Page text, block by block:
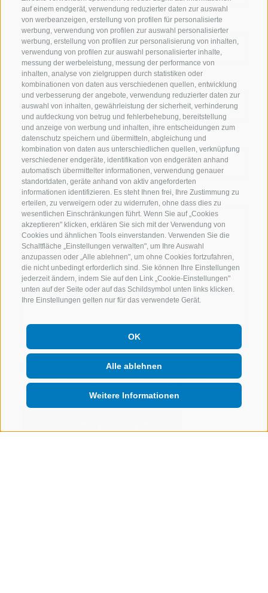
auf einem endgerät, verwendung reduzierter daten zur auswahl
von werbeanzeigen, erstellung von profilen für personalisierte
werbung, verwendung von profilen zur auswahl personalisierter
werbung, erstellung von profilen zur personalisierung von inhalten,
verwendung von profilen zur auswahl personalisierter inhalte,
messung der werbeleistung, messung der performance von
inhalten, analyse von zielgruppen durch statistiken oder
kombinationen von daten aus verschiedenen quellen, entwicklung
und verbesserung der angebote, verwendung reduzierter daten zur
auswahl von inhalten, gewährleistung der sicherheit, verhinderung
und aufdeckung von betrug und fehlerbehebung, bereitstellung
und anzeige von werbung und inhalten, ihre entscheidungen zum
datenschutz speichern und übermitteln, abgleichung und
kombination von daten aus unterschiedlichen quellen, verknüpfung
verschiedener endgeräte, identifikation von endgeräten anhand
automatisch übermittelter informationen, verwendung genauer
standortdaten, geräte anhand von aktiv angeforderten
informationen identifizieren. Es steht Ihnen frei, Ihre Zustimmung zu
erteilen, zu verweigern oder zu widerrufen, ohne dass dies zu
wesentlichen Einschränkungen führt. Wenn Sie auf „Cookies
akzeptieren" klicken, erklären Sie sich mit der Verwendung von
Cookies und ähnlichen Tools einverstanden. Verwenden Sie die
Schaltfläche „Einstellungen verwalten", um Ihre Auswahl
anzupassen oder „Alle ablehnen", um ohne Cookies fortzufahren,
die nicht unbedingt erforderlich sind. Sie können Ihre Einstellungen
jederzeit ändern, indem Sie auf den Link „Cookie-Einstellungen"
unten auf der Seite oder auf das Schildsymbol unten links klicken.
Ihre Einstellungen gelten nur für das verwendete Gerät.
OK
Alle ablehnen
Weitere Informationen
E-Mail
E-Mail bestätigen
Betreff
Nachricht
Datenschutzbestimmungen
verstanden und stimme der Verarbeitung meiner
personenbezogenen Daten durch den Verantwortlichen zu